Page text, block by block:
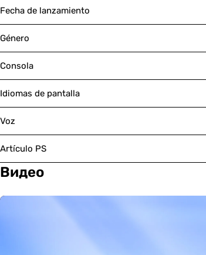
Fecha de lanzamiento
Género
Consola
Idiomas de pantalla
Voz
Artículo PS
Видео